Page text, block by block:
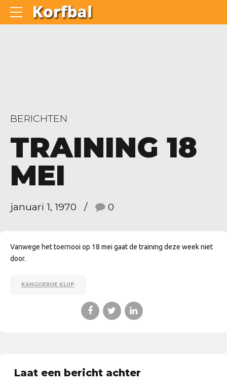
BERICHTEN
TRAINING 18
MEI
januari 1, 1970 0
Vanwege het toernooi op 18 mei gaat de training deze week niet
door.
KANGOEROE KLUP
Laat een bericht achter